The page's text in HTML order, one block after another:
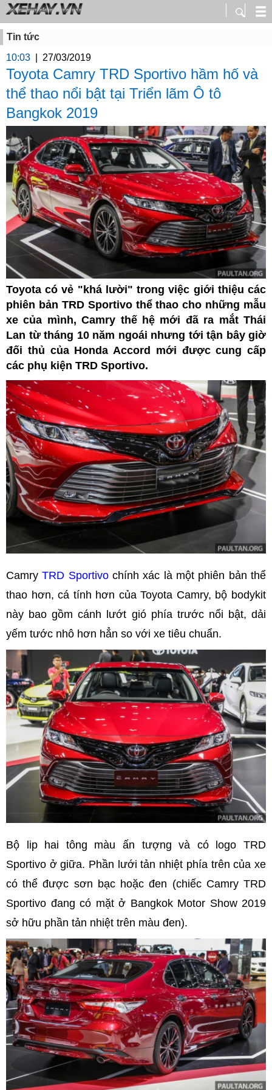
Tin tức
10:03
27/03/2019
Toyota Camry TRD Sportivo hầm hố và
thể thao nổi bật tại Triển lãm Ô tô
Bangkok 2019
Toyota có vẻ "khá lười" trong việc giới thiệu các
phiên bản TRD Sportivo thể thao cho những mẫu
xe của mình, Camry thế hệ mới đã ra mắt Thái
Lan từ tháng 10 năm ngoái nhưng tới tận bây giờ
đối thủ của Honda Accord mới được cung cấp
các phụ kiện TRD Sportivo.
CamryTRD Sportivochính xác là một phiên bản thể
thao hơn, cá tính hơn của Toyota Camry, bộ bodykit
này bao gồm cánh lướt gió phía trước nổi bật, dải
yếm tước nhô hơn hẳn so với xe tiêu chuẩn.
Bộ lip hai tông màu ấn tượng và có logo TRD
Sportivo ở giữa. Phần lưới tản nhiệt phía trên của xe
có thể được sơn bạc hoặc đen (chiếc Camry TRD
Sportivo đang có mặt ở Bangkok Motor Show 2019
sở hữu phần tản nhiệt trên màu đen).